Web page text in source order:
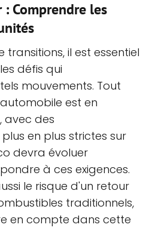
Comprendre les
transitions, il est essentiel
défis qui
mouvements. Tout
est en
avec des
en plus strictes sur
devra évoluer
à ces exigences.
le risque d'un retour
traditionnels,
en compte dans cette